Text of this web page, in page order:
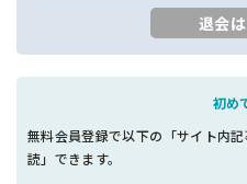
退会
初め
無料会員登録で以下の「サイト内
読」できます。